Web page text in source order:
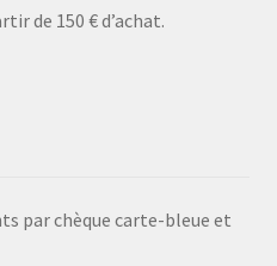
de 150 € d’achat.
par chèque carte-bleue et